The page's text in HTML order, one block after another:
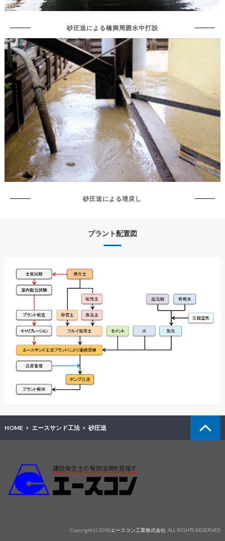
砂圧送による橋脚周囲水中打設
砂圧送による埋戻し
プラント配置図
HOME エースサンド工法 砂圧送
Copyright(c) 2018エースコン工業株式会社. ALL RIGHTS RESERVED